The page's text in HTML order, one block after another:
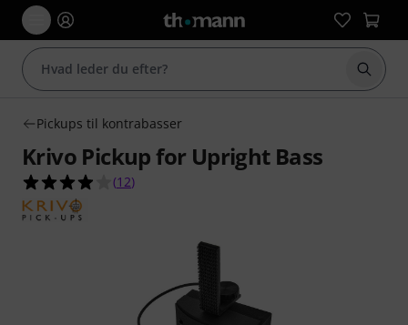
Start
Pickups til kontrabasser
Krivo Pickup for Upright Bass
3.9 ud af 5 stjerner fra 12 kundebedømmelser
(12)